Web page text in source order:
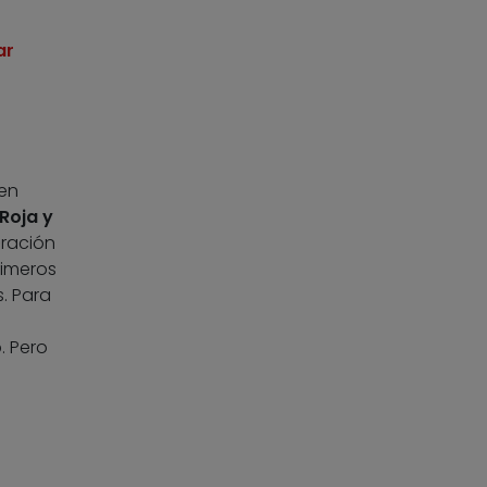
y
Para
Pero